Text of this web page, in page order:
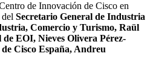
de Innovación de Cisco en
del Secretario General de Industria
Comercio y Turismo, Raül
EOI, Nieves Olivera Pérez-
Cisco España, Andreu